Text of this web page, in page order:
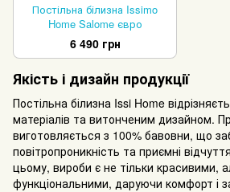
Постільна білизна Issimo
Home Salome євро
6 490 грн
Якість і дизайн продукції
Постільна білизна Issi Home
матеріалів та витонченим дизайном.
виготовляється з 100% бавовни, що
повітропроникність та приємні
цьому, вироби є не тільки красивими,
функціональними, даруючи комфорт і